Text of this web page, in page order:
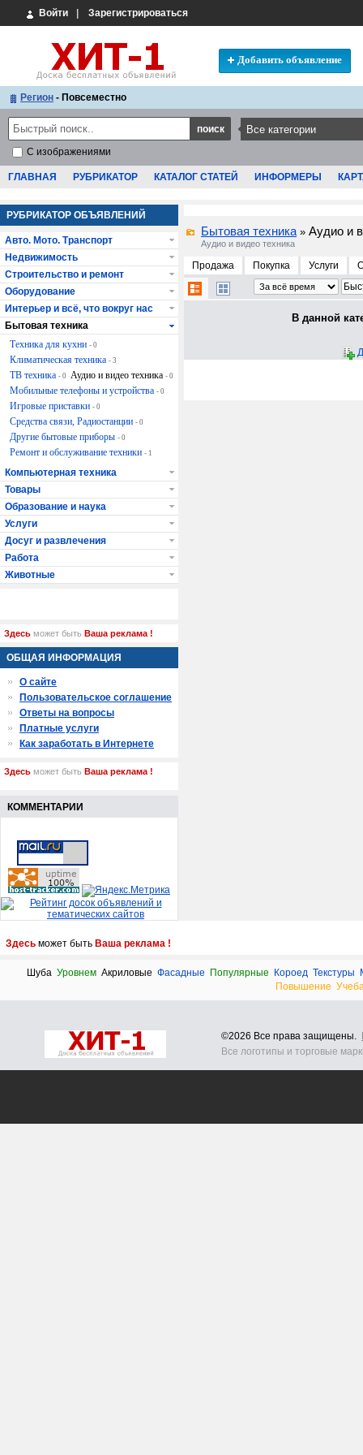
Войти Зарегистрироваться
Добавить объявление
Регион - Повсеместно
С изображениями
ГЛАВНАЯ РУБРИКАТОР КАТАЛОГ СТАТЕЙ ИНФОРМЕРЫ
Бытовая техника » Аудио и
Аудио и видео техника
Продажа Покупка Услуги
В данной
РУБРИКАТОР ОБЪЯВЛЕНИЙ
Авто. Мото. Транспорт
Недвижимость
Строительство и ремонт
Оборудование
Интерьер и всё, что вокруг нас
Бытовая техника
Техника для кухни - 0
Климатическая техника - 3
ТВ техника - 0 Аудио и видео техника - 0
Мобильные телефоны и устройства - 0
Игровые приставки - 0
Средства связи, Радиостанции - 0
Другие бытовые приборы - 0
Ремонт и обслуживание техники - 1
Компьютерная техника
Товары
Образование и наука
Услуги
Досуг и развлечения
Работа
Животные
Здесь может быть Ваша реклама !
ОБЩАЯ ИНФОРМАЦИЯ
О сайте
Пользовательское соглашение
Ответы на вопросы
Платные услуги
Как заработать в Интернете
Здесь может быть Ваша реклама !
КОММЕНТАРИИ
Здесь может быть Ваша реклама !
Шуба Уровнем Акриловые Фасадные Популярные Короед Текстуры
Повышение
©2026 Все права защищены.
Все логотипы и торговые